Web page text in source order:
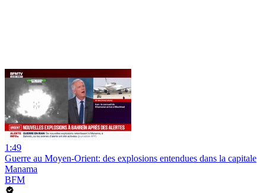
1:49
Guerre au Moyen-Orient: des explosions entendues dans la capitale
Manama
BFM